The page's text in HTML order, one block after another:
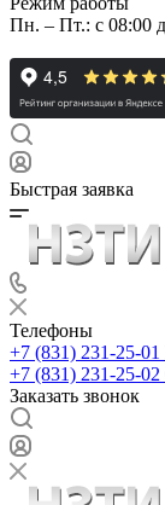
Пн. – Пт.: с 08:00
Быстрая заявка
Телефоны
+7 (831) 231-25-01
+7 (831) 231-25-02
Заказать звонок